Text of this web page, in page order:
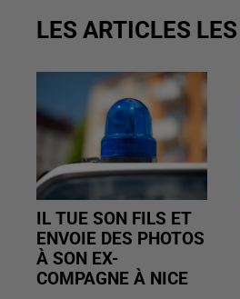
LES ARTICLES LES
IL TUE SON FILS ET
ENVOIE DES PHOTOS
À SON EX-
COMPAGNE À NICE